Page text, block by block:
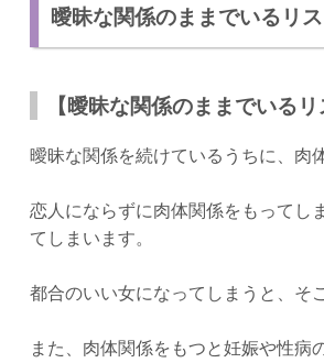
曖昧な関係のままでいるリ
【曖昧な関係のままでいる
曖昧な関係を続けているうちに、肉
恋人にならずに肉体関係をもってし
てしまいます。
都合のいい女になってしまうと、そ
また、肉体関係をもつと妊娠や性病